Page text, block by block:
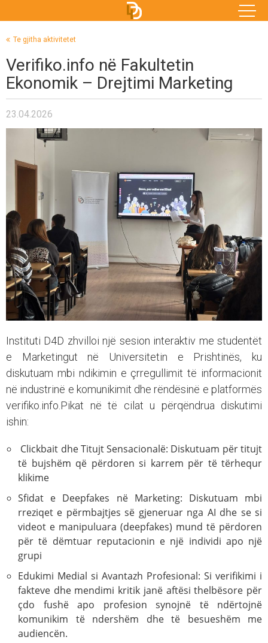
Te gjitha aktivitetet
Verifiko.info në Fakultetin
Ekonomik – Drejtimi Marketing
23.04.2026
Instituti D4D zhvilloi një sesion interaktiv me studentët
e Marketingut në Universitetin e Prishtinës, ku
diskutuam mbi ndikimin e çrregullimit të informacionit
në industrinë e komunikimit dhe rëndësinë e platformës
verifiko.info.Pikat në të cilat u përqëndrua diskutimi
ishin:
Clickbait dhe Titujt Sensacionalë: Diskutuam për titujt
të bujshëm që përdoren si karrem për të tërhequr
klikime
Sfidat e Deepfakes në Marketing: Diskutuam mbi
rreziqet e përmbajtjes së gjeneruar nga AI dhe se si
videot e manipuluara (deepfakes) mund të përdoren
për të dëmtuar reputacionin e një individi apo një
grupi
Edukimi Medial si Avantazh Profesional: Si verifikimi i
fakteve dhe mendimi kritik janë aftësi thelbësore për
çdo fushë apo profesion synojnë të ndërtojnë
komunikim të ndershëm dhe të besueshëm me
audiencën.